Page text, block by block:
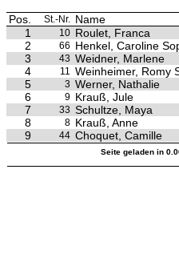
Pos. St.-Nr. Name
1
10 Roulet, Franca
2
66 Henkel, Caroline
3
43 Weidner, Marlene
4
11 Weinheimer, Romy
5
3 Werner, Nathalie
6
9 Krauß, Jule
7
33 Schultze, Maya
8
8 Krauß, Anne
9
44 Choquet, Camille
Seite geladen in